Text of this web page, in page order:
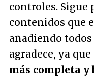
controles. Sigue
contenidos que
añadiendo
agradece, ya que
más completa y